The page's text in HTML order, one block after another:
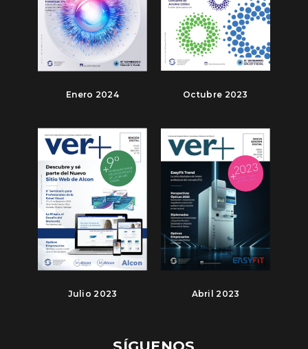
Enero 2024 Octubre 2023
Julio 2023 Abril 2023